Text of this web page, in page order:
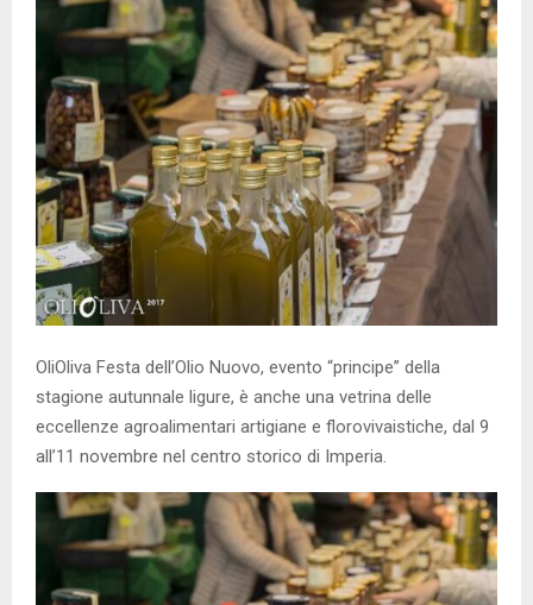
OliOliva Festa dell’Olio Nuovo, evento “principe” della
stagione autunnale ligure, è anche una vetrina delle
eccellenze agroalimentari artigiane e florovivaistiche, dal 9
all’11 novembre nel centro storico di Imperia.